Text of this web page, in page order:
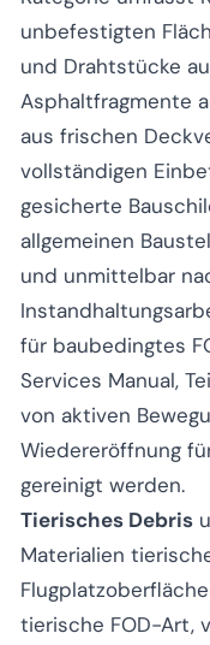
unbefestigten
und Drahtstücke
Asphaltfragmente
aus frischen
vollständigen
gesicherte
allgemeinen
und unmittelbar
für baubedingtes
Services Manual,
von aktiven
Wiedereröffnung
gereinigt werden.
Tierisches Debris
Materialien
tierische FOD-Art,